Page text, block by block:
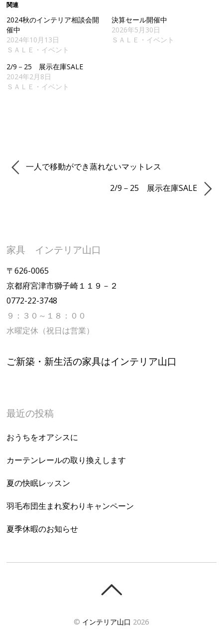
関連
2024秋のインテリア相談会開
催中
2024年10月13日
ＳＡＬＥ・イベント
決算セール開催中
2026年5月30日
ＳＡＬＥ・イベント
2/9－25 展示在庫SALE
2024年2月8日
ＳＡＬＥ・イベント
一人で移動ができ蒸れないマットレス
2/9－25 展示在庫SALE
家具 インテリア山口
〒626-0065
京都府宮津市獅子崎１１９－２
0772-22-3748
９：３０～１８：００
水曜定休（祝日は営業）
ご新築・新生活の家具はインテリア山口
最近の投稿
おうちをオアシスに
カーテンレールの取り換えします
夏の快眠レッスン
羽毛布団生まれ変わりキャンペーン
夏季休暇のお知らせ
© インテリア山口 2026